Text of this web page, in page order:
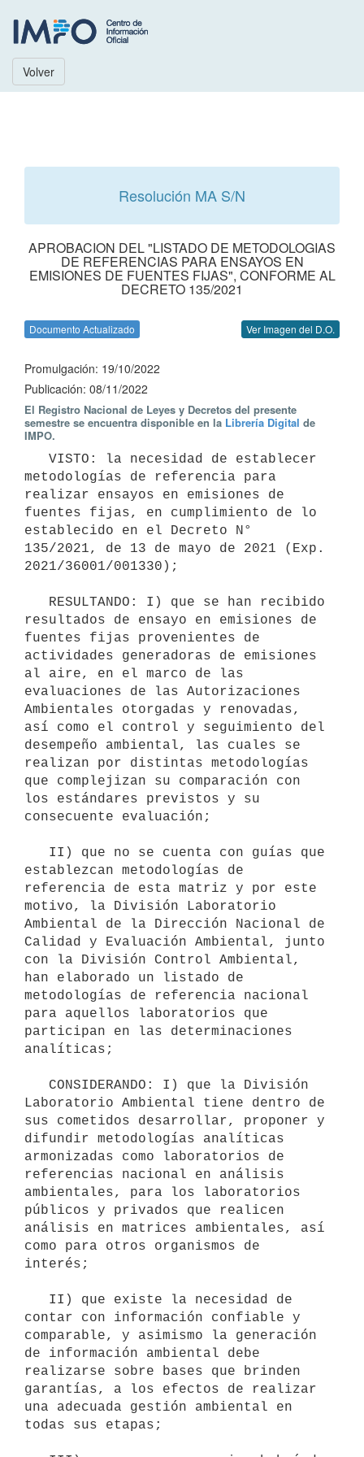
Volver
Resolución MA S/N
APROBACION DEL "LISTADO DE METODOLOGIAS
DE REFERENCIAS PARA ENSAYOS EN
EMISIONES DE FUENTES FIJAS", CONFORME AL
DECRETO 135/2021
Documento Actualizado Ver Imagen del D.O.
Promulgación: 19/10/2022
Publicación: 08/11/2022
El Registro Nacional de Leyes y Decretos del presente
semestre se encuentra disponible en la Librería Digital de
IMPO.
metodologías de referencia para
realizar ensayos en emisiones de
fuentes fijas, en cumplimiento de lo
establecido en el Decreto N°
135/2021, de 13 de mayo de 2021 (Exp.
2021/36001/001330);
resultados de ensayo en emisiones de
fuentes fijas provenientes de
actividades generadoras de emisiones
al aire, en el marco de las
evaluaciones de las Autorizaciones
Ambientales otorgadas y renovadas,
así como el control y seguimiento del
desempeño ambiental, las cuales se
realizan por distintas metodologías
que complejizan su comparación con
los estándares previstos y su
consecuente evaluación;
establezcan metodologías de
referencia de esta matriz y por este
motivo, la División Laboratorio
Ambiental de la Dirección Nacional de
Calidad y Evaluación Ambiental, junto
con la División Control Ambiental,
han elaborado un listado de
metodologías de referencia nacional
para aquellos laboratorios que
participan en las determinaciones
analíticas;
Laboratorio Ambiental tiene dentro de
sus cometidos desarrollar, proponer y
difundir metodologías analíticas
armonizadas como laboratorios de
referencias nacional en análisis
ambientales, para los laboratorios
públicos y privados que realicen
análisis en matrices ambientales, así
como para otros organismos de
interés;
contar con información confiable y
comparable, y asimismo la generación
de información ambiental debe
realizarse sobre bases que brinden
garantías, a los efectos de realizar
una adecuada gestión ambiental en
todas sus etapas;